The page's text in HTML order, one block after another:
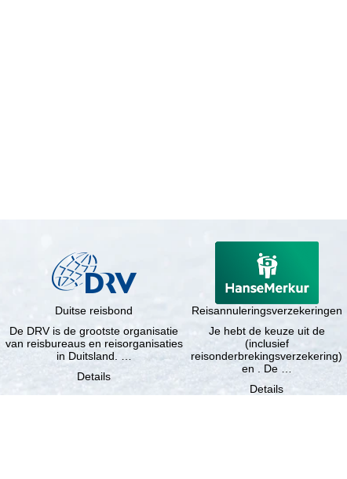
Duitse reisbond
De DRV is de grootste organisatie
van reisbureaus en reisorganisaties
in Duitsland. …
Details
Reisannuleringsverzekeringen
Je hebt de keuze uit de
(inclusief
reisonderbrekingsverzekering)
en . De …
Details